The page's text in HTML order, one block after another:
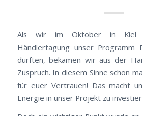
Als wir im Oktober in Kiel
Händlertagung unser Programm
durften, bekamen wir aus der
Zuspruch. In diesem Sinne schon
für euer Vertrauen! Das macht
Energie in unser Projekt zu